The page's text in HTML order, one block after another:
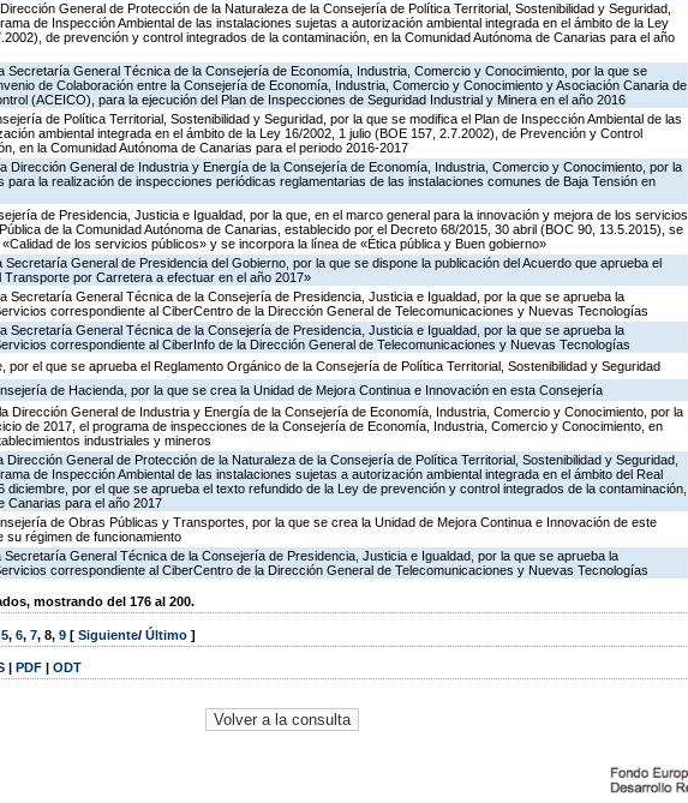
General de Protección de la Naturaleza de la Consejería de Política Territorial, Sostenibilidad y Seguridad,
de Inspección Ambiental de las instalaciones sujetas a autorización ambiental integrada en el ámbito de la Ley
de prevención y control integrados de la contaminación, en la Comunidad Autónoma de Canarias para el año
Secretaría General Técnica de la Consejería de Economía, Industria, Comercio y Conocimiento, por la que se
de Colaboración entre la Consejería de Economía, Industria, Comercio y Conocimiento y Asociación Canaria de
(ACEICO), para la ejecución del Plan de Inspecciones de Seguridad Industrial y Minera en el año 2016
de Política Territorial, Sostenibilidad y Seguridad, por la que se modifica el Plan de Inspección Ambiental de las
ambiental integrada en el ámbito de la Ley 16/2002, 1 julio (BOE 157, 2.7.2002), de Prevención y Control
en la Comunidad Autónoma de Canarias para el periodo 2016-2017
Dirección General de Industria y Energía de la Consejería de Economía, Industria, Comercio y Conocimiento, por la
para la realización de inspecciones periódicas reglamentarias de las instalaciones comunes de Baja Tensión en
de Presidencia, Justicia e Igualdad, por la que, en el marco general para la innovación y mejora de los servicios
de la Comunidad Autónoma de Canarias, establecido por el Decreto 68/2015, 30 abril (BOC 90, 13.5.2015), se
de los servicios públicos» y se incorpora la línea de «Ética pública y Buen gobierno»
Secretaría General de Presidencia del Gobierno, por la que se dispone la publicación del Acuerdo que aprueba el
Transporte por Carretera a efectuar en el año 2017»
Secretaría General Técnica de la Consejería de Presidencia, Justicia e Igualdad, por la que se aprueba la
correspondiente al CiberCentro de la Dirección General de Telecomunicaciones y Nuevas Tecnologías
Secretaría General Técnica de la Consejería de Presidencia, Justicia e Igualdad, por la que se aprueba la
correspondiente al CiberInfo de la Dirección General de Telecomunicaciones y Nuevas Tecnologías
por el que se aprueba el Reglamento Orgánico de la Consejería de Política Territorial, Sostenibilidad y Seguridad
de Hacienda, por la que se crea la Unidad de Mejora Continua e Innovación en esta Consejería
Dirección General de Industria y Energía de la Consejería de Economía, Industria, Comercio y Conocimiento, por la
de 2017, el programa de inspecciones de la Consejería de Economía, Industria, Comercio y Conocimiento, en
industriales y mineros
Dirección General de Protección de la Naturaleza de la Consejería de Política Territorial, Sostenibilidad y Seguridad,
de Inspección Ambiental de las instalaciones sujetas a autorización ambiental integrada en el ámbito del Real
diciembre, por el que se aprueba el texto refundido de la Ley de prevención y control integrados de la contaminación,
Canarias para el año 2017
de Obras Públicas y Transportes, por la que se crea la Unidad de Mejora Continua e Innovación de este
su régimen de funcionamiento
Secretaría General Técnica de la Consejería de Presidencia, Justicia e Igualdad, por la que se aprueba la
correspondiente al CiberCentro de la Dirección General de Telecomunicaciones y Nuevas Tecnologías
mostrando del 176 al 200.
5, 6, 7, 8, 9 [ Siguiente/ Último ]
| PDF | ODT